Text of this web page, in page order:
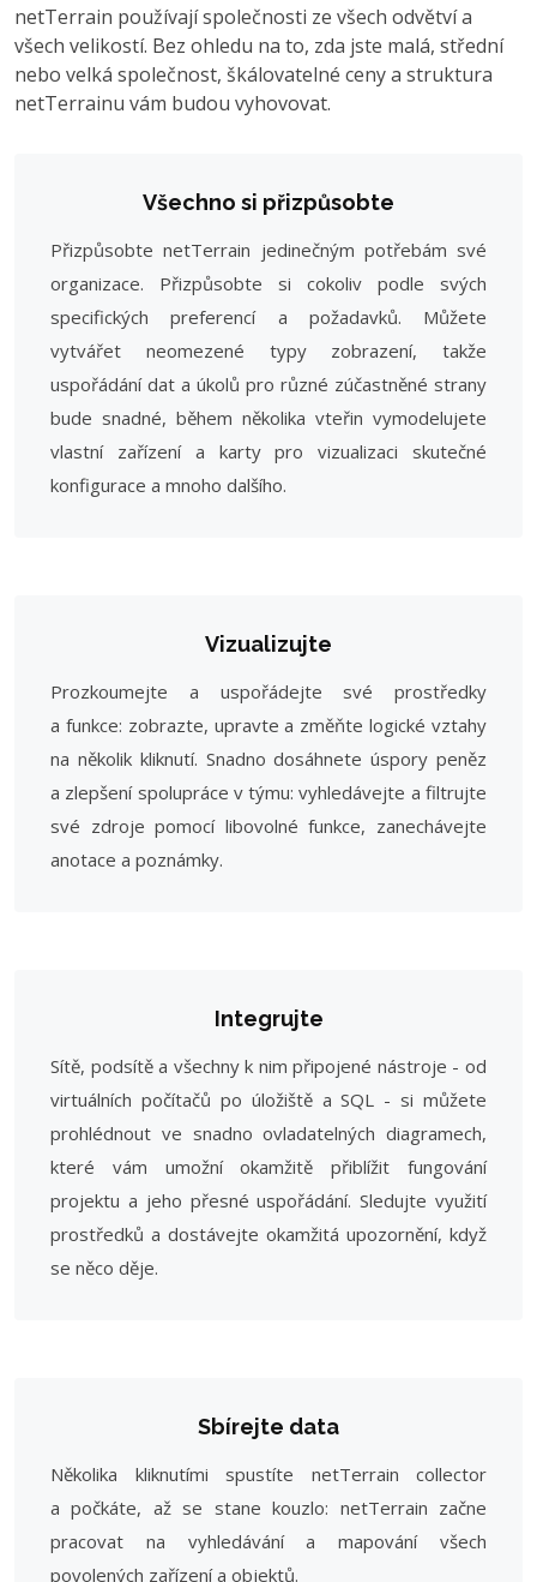
netTerrain používají společnosti ze všech odvětví a
všech velikostí. Bez ohledu na to, zda jste malá, střední
nebo velká společnost, škálovatelné ceny a struktura
netTerrainu vám budou vyhovovat.
Všechno si přizpůsobte
Přizpůsobte netTerrain jedinečným potřebám své
organizace. Přizpůsobte si cokoliv podle svých
specifických preferencí a požadavků. Můžete
vytvářet neomezené typy zobrazení, takže
uspořádání dat a úkolů pro různé zúčastněné strany
bude snadné, během několika vteřin vymodelujete
vlastní zařízení a karty pro vizualizaci skutečné
konfigurace a mnoho dalšího.
Vizualizujte
Prozkoumejte a uspořádejte své prostředky
a funkce: zobrazte, upravte a změňte logické vztahy
na několik kliknutí. Snadno dosáhnete úspory peněz
a zlepšení spolupráce v týmu: vyhledávejte a filtrujte
své zdroje pomocí libovolné funkce, zanechávejte
anotace a poznámky.
Integrujte
Sítě, podsítě a všechny k nim připojené nástroje - od
virtuálních počítačů po úložiště a SQL - si můžete
prohlédnout ve snadno ovladatelných diagramech,
které vám umožní okamžitě přiblížit fungování
projektu a jeho přesné uspořádání. Sledujte využití
prostředků a dostávejte okamžitá upozornění, když
se něco děje.
Sbírejte data
Několika kliknutími spustíte netTerrain collector
a počkáte, až se stane kouzlo: netTerrain začne
pracovat na vyhledávání a mapování všech
povolených zařízení a objektů.